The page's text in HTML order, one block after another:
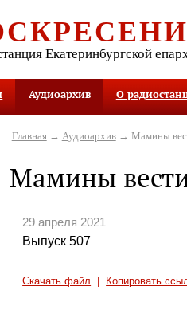
Екатеринбургской
Аудиоархив О
Главная→ Аудиоархив→ Мамины
Мамины
29 апреля 2021
Выпуск 507
Скачать файл Копировать